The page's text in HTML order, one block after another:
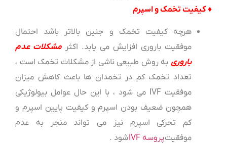
♦ کیفیت تخمک و اسپرم
هرچه کیفیت تخمک و جنین بالاتر باشد احتمال
موفقیت باروری افزایش می یابد. اکثر مشکلات عدم
باروری به روش طبیعی ناشی از مشکلات تخمک است ،
تعداد تخمک کم در تخمدان ها باعث کاهش میزان
موفقیت IVF می شود ، با این حال عوامل بیولوژیکی
همچون ضعیف بودن اسپرم و کیفیت پایین اسپرم و
کم تحرکی اسپرم نیز می تواند منجر به عدم
موفقیتپروسه IVF
شود .